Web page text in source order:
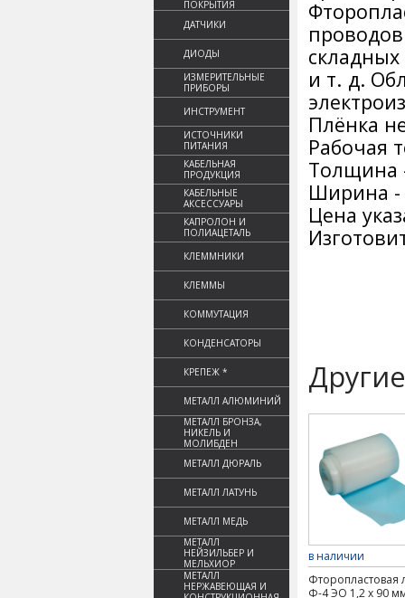
ПОКРЫТИЯ
ДАТЧИКИ
ДИОДЫ
ИЗМЕРИТЕЛЬНЫЕ
ПРИБОРЫ
ИНСТРУМЕНТ
ИСТОЧНИКИ
ПИТАНИЯ
КАБЕЛЬНАЯ
ПРОДУКЦИЯ
КАБЕЛЬНЫЕ
АКСЕССУАРЫ
КАПРОЛОН И
ПОЛИАЦЕТАЛЬ
КЛЕММНИКИ
КЛЕММЫ
КОММУТАЦИЯ
КОНДЕНСАТОРЫ
КРЕПЕЖ *
МЕТАЛЛ АЛЮМИНИЙ
МЕТАЛЛ БРОНЗА,
НИКЕЛЬ И
МОЛИБДЕН
МЕТАЛЛ ДЮРАЛЬ
МЕТАЛЛ ЛАТУНЬ
МЕТАЛЛ МЕДЬ
МЕТАЛЛ
НЕЙЗИЛЬБЕР И
МЕЛЬХИОР
МЕТАЛЛ
НЕРЖАВЕЮЩАЯ И
и т. д.
Плёнка
Рабочая
Толщина
Ширина
Цена
в наличии
Фторопластовая
Ф-4 ЭО 1,2 х 90